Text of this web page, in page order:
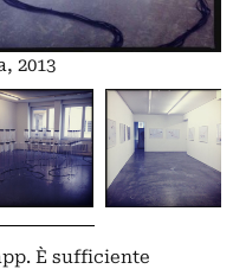
2013
È sufficiente